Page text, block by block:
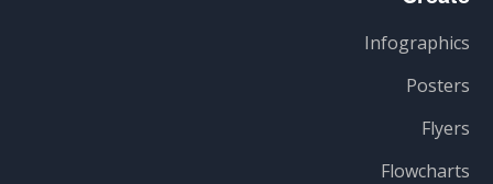
Infographics
Posters
Flyers
Flowcharts